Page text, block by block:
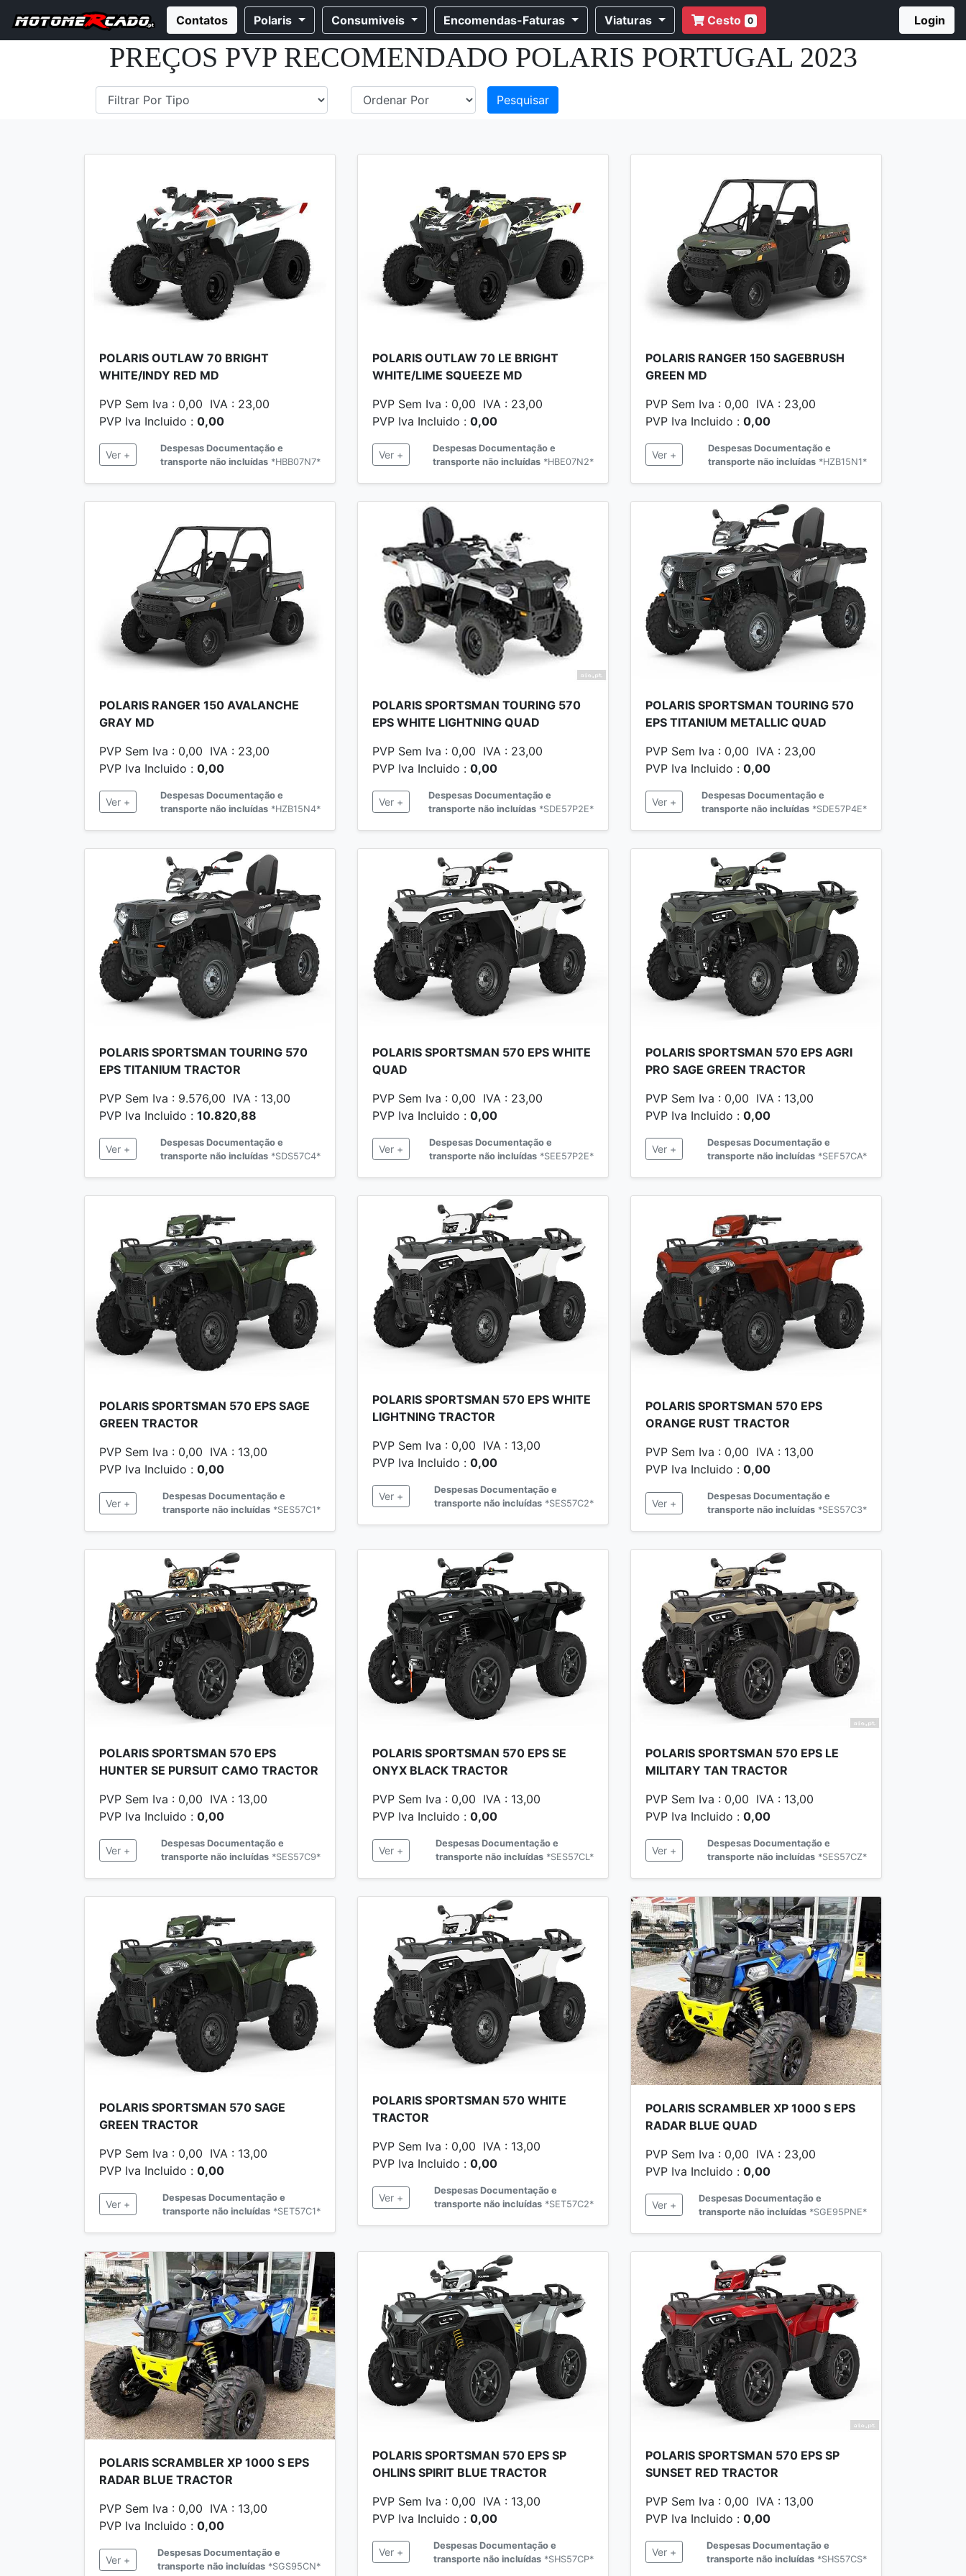
Contatos Polaris Consumiveis Encomendas-Faturas Viaturas Cesto 0 Login
PREÇOS PVP RECOMENDADO POLARIS PORTUGAL 2023
Pesquisar
POLARIS OUTLAW 70 BRIGHT
WHITE/INDY RED MD
PVP Sem Iva : 0,00 IVA : 23,00
PVP Iva Incluido : 0,00
Ver +
Despesas Documentação e
transporte não incluídas *HBB07N7*
POLARIS OUTLAW 70 LE BRIGHT
WHITE/LIME SQUEEZE MD
PVP Sem Iva : 0,00 IVA : 23,00
PVP Iva Incluido : 0,00
Ver +
Despesas Documentação e
transporte não incluídas *HBE07N2*
POLARIS RANGER 150 SAGEBRUSH
GREEN MD
PVP Sem Iva : 0,00 IVA : 23,00
PVP Iva Incluido : 0,00
Ver +
Despesas Documentação e
transporte não incluídas *HZB15N1*
POLARIS RANGER 150 AVALANCHE
GRAY MD
PVP Sem Iva : 0,00 IVA : 23,00
PVP Iva Incluido : 0,00
Ver +
Despesas Documentação e
transporte não incluídas *HZB15N4*
POLARIS SPORTSMAN TOURING 570
EPS WHITE LIGHTNING QUAD
PVP Sem Iva : 0,00 IVA : 23,00
PVP Iva Incluido : 0,00
Ver +
Despesas Documentação e
transporte não incluídas *SDE57P2E*
POLARIS SPORTSMAN TOURING 570
EPS TITANIUM METALLIC QUAD
PVP Sem Iva : 0,00 IVA : 23,00
PVP Iva Incluido : 0,00
Ver +
Despesas Documentação e
transporte não incluídas *SDE57P4E*
POLARIS SPORTSMAN TOURING 570
EPS TITANIUM TRACTOR
PVP Sem Iva : 9.576,00 IVA : 13,00
PVP Iva Incluido : 10.820,88
Ver +
Despesas Documentação e
transporte não incluídas *SDS57C4*
POLARIS SPORTSMAN 570 EPS WHITE
QUAD
PVP Sem Iva : 0,00 IVA : 23,00
PVP Iva Incluido : 0,00
Ver +
Despesas Documentação e
transporte não incluídas *SEE57P2E*
POLARIS SPORTSMAN 570 EPS AGRI
PRO SAGE GREEN TRACTOR
PVP Sem Iva : 0,00 IVA : 13,00
PVP Iva Incluido : 0,00
Ver +
Despesas Documentação e
transporte não incluídas *SEF57CA*
POLARIS SPORTSMAN 570 EPS SAGE
GREEN TRACTOR
PVP Sem Iva : 0,00 IVA : 13,00
PVP Iva Incluido : 0,00
Ver +
Despesas Documentação e
transporte não incluídas *SES57C1*
POLARIS SPORTSMAN 570 EPS WHITE
LIGHTNING TRACTOR
PVP Sem Iva : 0,00 IVA : 13,00
PVP Iva Incluido : 0,00
Ver +
Despesas Documentação e
transporte não incluídas *SES57C2*
POLARIS SPORTSMAN 570 EPS
ORANGE RUST TRACTOR
PVP Sem Iva : 0,00 IVA : 13,00
PVP Iva Incluido : 0,00
Ver +
Despesas Documentação e
transporte não incluídas *SES57C3*
POLARIS SPORTSMAN 570 EPS
HUNTER SE PURSUIT CAMO TRACTOR
PVP Sem Iva : 0,00 IVA : 13,00
PVP Iva Incluido : 0,00
Ver +
Despesas Documentação e
transporte não incluídas *SES57C9*
POLARIS SPORTSMAN 570 EPS SE
ONYX BLACK TRACTOR
PVP Sem Iva : 0,00 IVA : 13,00
PVP Iva Incluido : 0,00
Ver +
Despesas Documentação e
transporte não incluídas *SES57CL*
POLARIS SPORTSMAN 570 EPS LE
MILITARY TAN TRACTOR
PVP Sem Iva : 0,00 IVA : 13,00
PVP Iva Incluido : 0,00
Ver +
Despesas Documentação e
transporte não incluídas *SES57CZ*
POLARIS SPORTSMAN 570 SAGE
GREEN TRACTOR
PVP Sem Iva : 0,00 IVA : 13,00
PVP Iva Incluido : 0,00
Ver +
Despesas Documentação e
transporte não incluídas *SET57C1*
POLARIS SPORTSMAN 570 WHITE
TRACTOR
PVP Sem Iva : 0,00 IVA : 13,00
PVP Iva Incluido : 0,00
Ver +
Despesas Documentação e
transporte não incluídas *SET57C2*
POLARIS SCRAMBLER XP 1000 S EPS
RADAR BLUE QUAD
PVP Sem Iva : 0,00 IVA : 23,00
PVP Iva Incluido : 0,00
Ver +
Despesas Documentação e
transporte não incluídas *SGE95PNE*
POLARIS SCRAMBLER XP 1000 S EPS
RADAR BLUE TRACTOR
PVP Sem Iva : 0,00 IVA : 13,00
PVP Iva Incluido : 0,00
Ver +
Despesas Documentação e
transporte não incluídas *SGS95CN*
POLARIS SPORTSMAN 570 EPS SP
OHLINS SPIRIT BLUE TRACTOR
PVP Sem Iva : 0,00 IVA : 13,00
PVP Iva Incluido : 0,00
Ver +
Despesas Documentação e
transporte não incluídas *SHS57CP*
POLARIS SPORTSMAN 570 EPS SP
SUNSET RED TRACTOR
PVP Sem Iva : 0,00 IVA : 13,00
PVP Iva Incluido : 0,00
Ver +
Despesas Documentação e
transporte não incluídas *SHS57CS*